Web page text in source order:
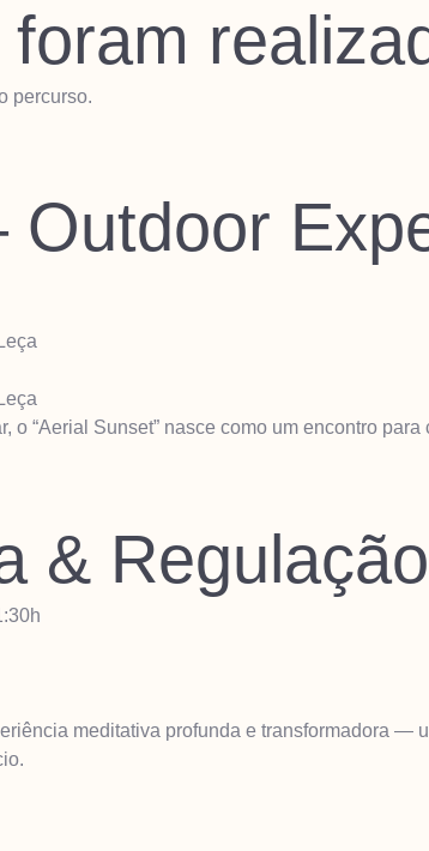
percurso.
Outdoor
o “Aerial Sunset” nasce como um encontro
&
meditativa profunda e transformadora